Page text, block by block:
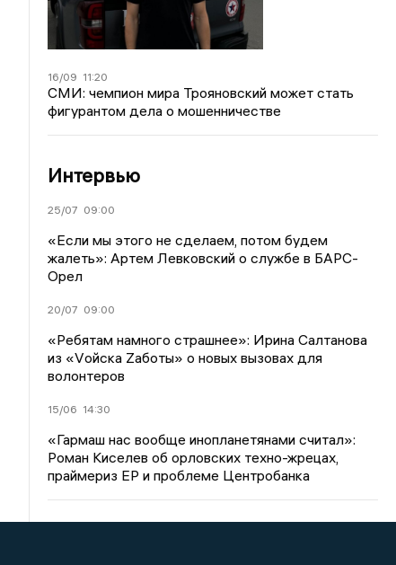
16/09 11:20
СМИ: чемпион мира Трояновский может стать
фигурантом дела о мошенничестве
Интервью
25/07 09:00
«Если мы этого не сделаем, потом будем
жалеть»: Артем Левковский о службе в БАРС-
Орел
20/07 09:00
«Ребятам намного страшнее»: Ирина Салтанова
из «Vойска Zаботы» о новых вызовах для
волонтеров
15/06 14:30
«Гармаш нас вообще инопланетянами считал»:
Роман Киселев об орловских техно-жрецах,
праймериз ЕР и проблеме Центробанка